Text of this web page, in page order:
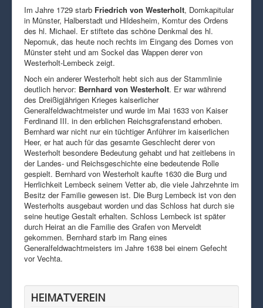
Im Jahre 1729 starb Friedrich von Westerholt, Domkapitular
in Münster, Halberstadt und Hildesheim, Komtur des Ordens
des hl. Michael. Er stiftete das schöne Denkmal des hl.
Nepomuk, das heute noch rechts im Eingang des Domes von
Münster steht und am Sockel das Wappen derer von
Westerholt-Lembeck zeigt.
Noch ein anderer Westerholt hebt sich aus der Stammlinie
deutlich hervor: Bernhard von Westerholt. Er war während
des Dreißigjährigen Krieges kaiserlicher
Generalfeldwachtmeister und wurde im Mai 1633 von Kaiser
Ferdinand III. in den erblichen Reichsgrafenstand erhoben.
Bernhard war nicht nur ein tüchtiger Anführer im kaiserlichen
Heer, er hat auch für das gesamte Geschlecht derer von
Westerholt besondere Bedeutung gehabt und hat zeitlebens in
der Landes- und Reichsgeschichte eine bedeutende Rolle
gespielt. Bernhard von Westerholt kaufte 1630 die Burg und
Herrlichkeit Lembeck seinem Vetter ab, die viele Jahrzehnte im
Besitz der Familie gewesen ist. Die Burg Lembeck ist von den
Westerholts ausgebaut worden und das Schloss hat durch sie
seine heutige Gestalt erhalten. Schloss Lembeck ist später
durch Heirat an die Familie des Grafen von Merveldt
gekommen. Bernhard starb im Rang eines
Generalfeldwachtmeisters im Jahre 1638 bei einem Gefecht
vor Vechta.
HEIMATVEREIN